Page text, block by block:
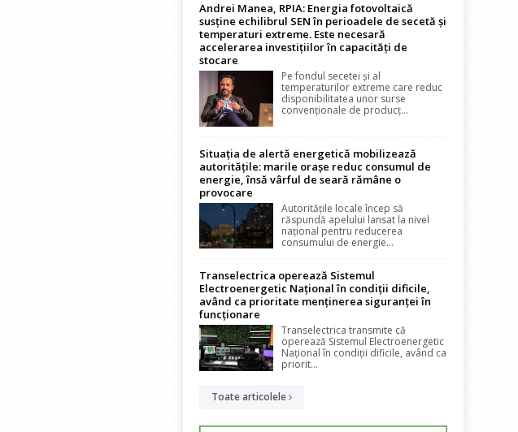
Andrei Manea, RPIA: Energia fotovoltaică
susține echilibrul SEN în perioadele de secetă și
temperaturi extreme. Este necesară
accelerarea investițiilor în capacități de
stocare
Pe fondul secetei și al
temperaturilor extreme care reduc
disponibilitatea unor surse
convenționale de producț...
Situația de alertă energetică mobilizează
autoritățile: marile orașe reduc consumul de
energie, însă vârful de seară rămâne o
provocare
Autoritățile locale încep să
răspundă apelului lansat la nivel
național pentru reducerea
consumului de energie...
Transelectrica operează Sistemul
Electroenergetic Național în condiții dificile,
având ca prioritate menținerea siguranței în
funcționare
Transelectrica transmite că
operează Sistemul Electroenergetic
Național în condiții dificile, având ca
priorit...
Toate articolele